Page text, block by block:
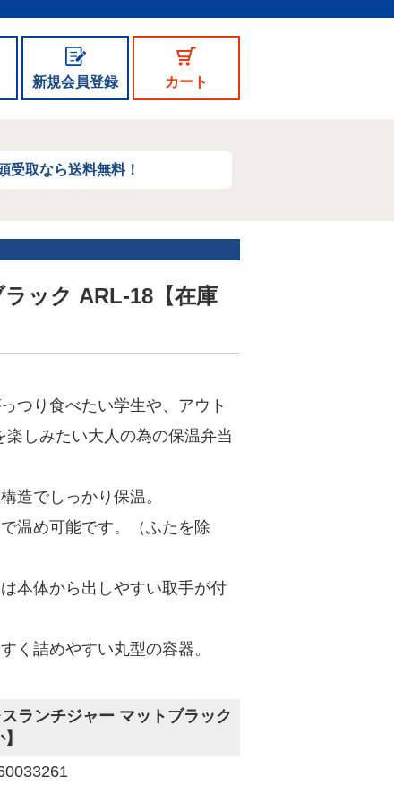
新規会員登録 カート
受取なら送料無料！
ック ARL-18【在庫
つり食べたい学生や、アウト
楽しみたい大人の為の保温弁当
造でしっかり保温。
温め可能です。（ふたを除
本体から出しやすい取手が付
く詰めやすい丸型の容器。
ランチジャー マットブラック